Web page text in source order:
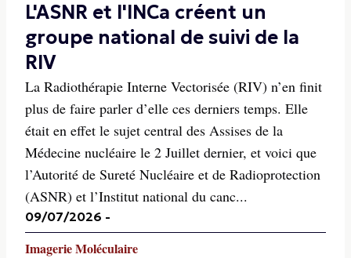
L'ASNR et l'INCa créent un
groupe national de suivi de la
RIV
La Radiothérapie Interne Vectorisée (RIV) n’en finit
plus de faire parler d’elle ces derniers temps. Elle
était en effet le sujet central des Assises de la
Médecine nucléaire le 2 Juillet dernier, et voici que
l’Autorité de Sureté Nucléaire et de Radioprotection
(ASNR) et l’Institut national du canc...
09/07/2026 -
Imagerie Moléculaire